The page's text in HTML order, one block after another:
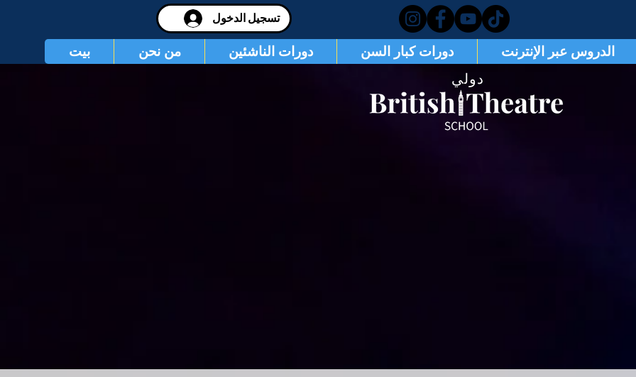
تسجيل الدخول
بيت من نحن دورات الناشئين دورات كبار السن الدروس عبر الإنترنت
دولي